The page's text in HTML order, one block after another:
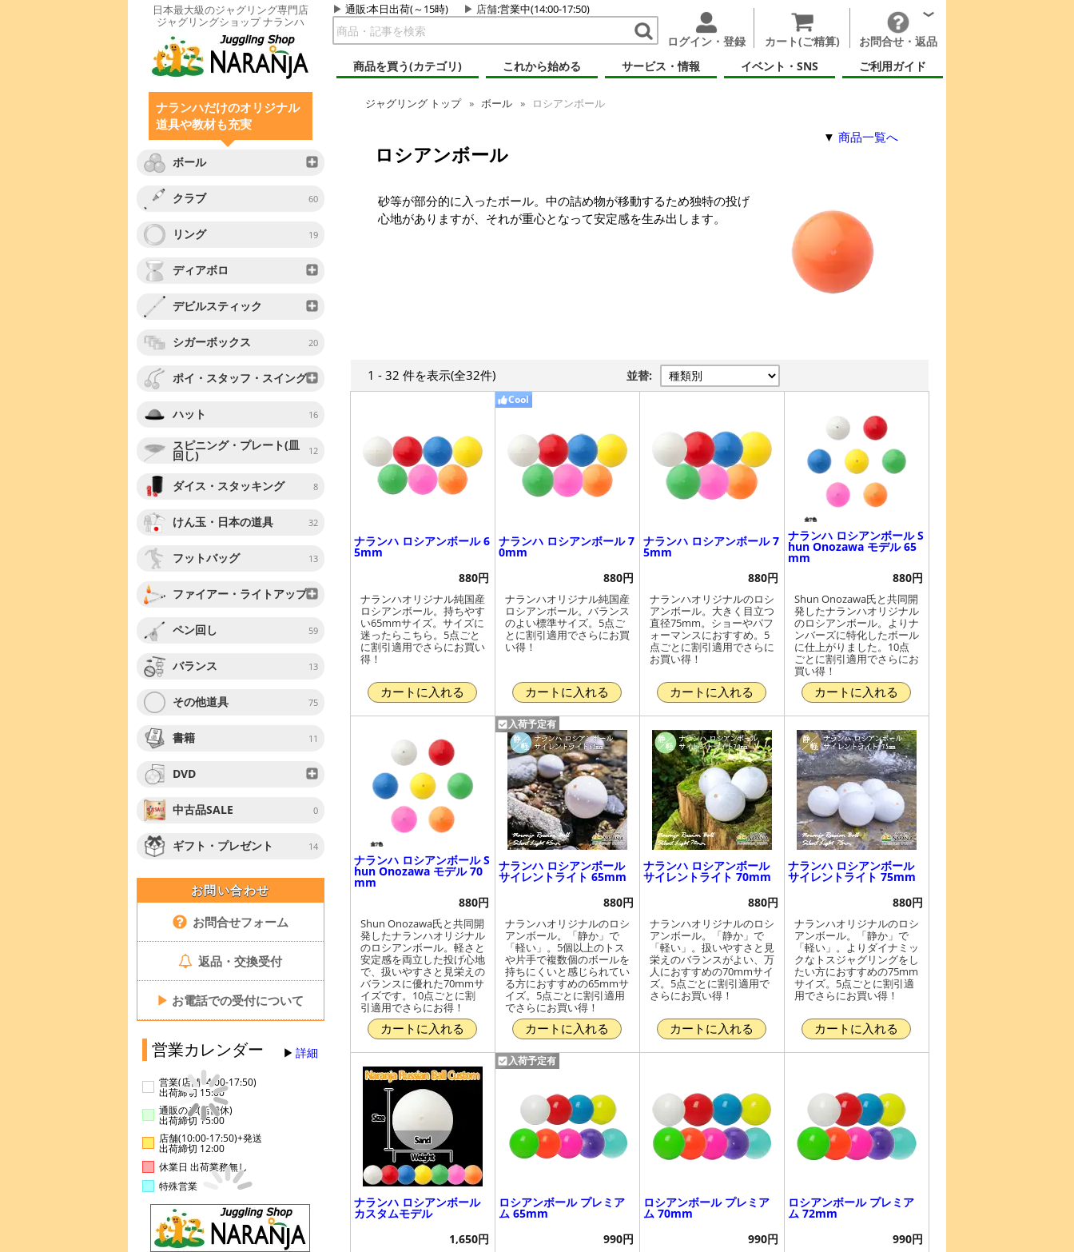
日本最大級のジャグリング専門店
ジャグリングショップ ナランハ
通販:本日出荷(～15時) 店舗:営業中(14:00-17:50)
ログイン・登録 カート(ご精算)
お問合せ・返品
商品を買う(カテゴリ)
これから始める サービス・情報 イベント・SNS ご利用ガイド
ナランハだけのオリジナル
道具や教材も充実
ボール
クラブ 60
リング 19
ディアボロ
デビルスティック
シガーボックス 20
ポイ・スタッフ・スイング
ハット 16
スピニング・プレート(皿
回し) 12
ダイス・スタッキング 8
けん玉・日本の道具 32
フットバッグ 13
ファイアー・ライトアップ
ペン回し 59
バランス 13
その他道具 75
書籍 11
DVD
中古品SALE 0
ギフト・プレゼント 14
お問い合わせ
お問合せフォーム
返品・交換受付
▶ お電話での受付について
営業カレンダー 詳細
営業(店舗14:00-17:50)
出荷締切 15:00
通販のみ(店舗休)
出荷締切 15:00
店舗(10:00-17:50)+発送
出荷締切 12:00
休業日 出荷業務無し
特殊営業
ジャグリング トップ ボール ロシアンボール
ロシアンボール
▼ 商品一覧へ
砂等が部分的に入ったボール。中の詰め物が移動するため独特の投げ
心地がありますが、それが重心となって安定感を生み出します。
1 - 32 件を表示(全32件) 並替:
ナランハ ロシアンボール 6
5mm
880円
ナランハオリジナル純国産
ロシアンボール。持ちやす
い65mmサイズ。サイズに
迷ったらこちら。5点ごと
に割引適用でさらにお買い
得！
カートに入れる
Cool
ナランハ ロシアンボール 7
0mm
880円
ナランハオリジナル純国産
ロシアンボール。バランス
のよい標準サイズ。5点ご
とに割引適用でさらにお買
い得！
カートに入れる
ナランハ ロシアンボール 7
5mm
880円
ナランハオリジナルのロシ
アンボール。大きく目立つ
直径75mm。ショーやパフ
ォーマンスにおすすめ。5
点ごとに割引適用でさらに
お買い得！
カートに入れる
ナランハ ロシアンボール S
hun Onozawa モデル 65
mm
880円
Shun Onozawa氏と共同開
発したナランハオリジナル
のロシアンボール。よりナ
ンバーズに特化したボール
に仕上がりました。10点
ごとに割引適用でさらにお
買い得！
カートに入れる
ナランハ ロシアンボール S
hun Onozawa モデル 70
mm
880円
Shun Onozawa氏と共同開
発したナランハオリジナル
のロシアンボール。軽さと
安定感を両立した投げ心地
で、扱いやすさと見栄えの
バランスに優れた70mmサ
イズです。10点ごとに割
引適用でさらにお得！
カートに入れる
入荷予定有
ナランハ ロシアンボール
サイレントライト 65mm
880円
ナランハオリジナルのロシ
アンボール。「静か」で
「軽い」。5個以上のトス
や片手で複数個のボールを
持ちにくいと感じられてい
る方におすすめの65mmサ
イズ。5点ごとに割引適用
でさらにお買い得！
カートに入れる
ナランハ ロシアンボール
サイレントライト 70mm
880円
ナランハオリジナルのロシ
アンボール。「静か」で
「軽い」。扱いやすさと見
栄えのバランスがよい、万
人におすすめの70mmサイ
ズ。5点ごとに割引適用で
さらにお買い得！
カートに入れる
ナランハ ロシアンボール
サイレントライト 75mm
880円
ナランハオリジナルのロシ
アンボール。「静か」で
「軽い」。よりダイナミッ
クなトスジャグリングをし
たい方におすすめの75mm
サイズ。5点ごとに割引適
用でさらにお買い得！
カートに入れる
ナランハ ロシアンボール
カスタムモデル
1,650円
入荷予定有
ロシアンボール プレミア
ム 65mm
990円
ロシアンボール プレミア
ム 70mm
990円
ロシアンボール プレミア
ム 72mm
990円